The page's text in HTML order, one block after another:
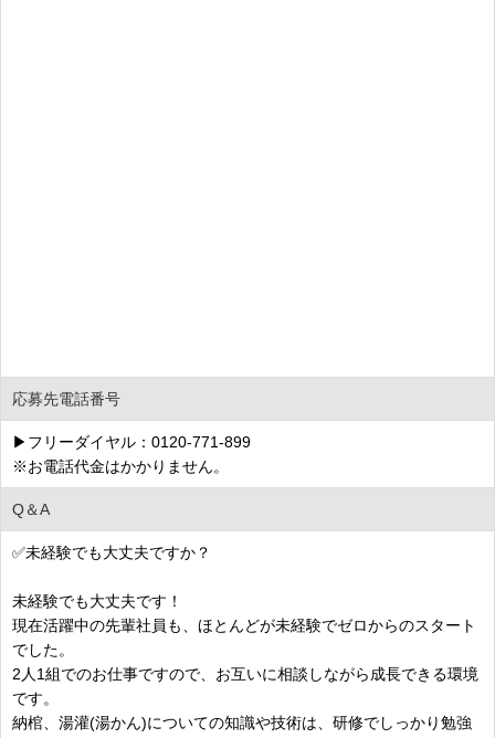
応募先電話番号
▶フリーダイヤル：0120-771-899
※お電話代金はかかりません。
Q＆A
✅未経験でも大丈夫ですか？
未経験でも大丈夫です！
現在活躍中の先輩社員も、ほとんどが未経験でゼロからのスタート
でした。
2人1組でのお仕事ですので、お互いに相談しながら成長できる環境
です。
納棺、湯灌(湯かん)についての知識や技術は、研修でしっかり勉強